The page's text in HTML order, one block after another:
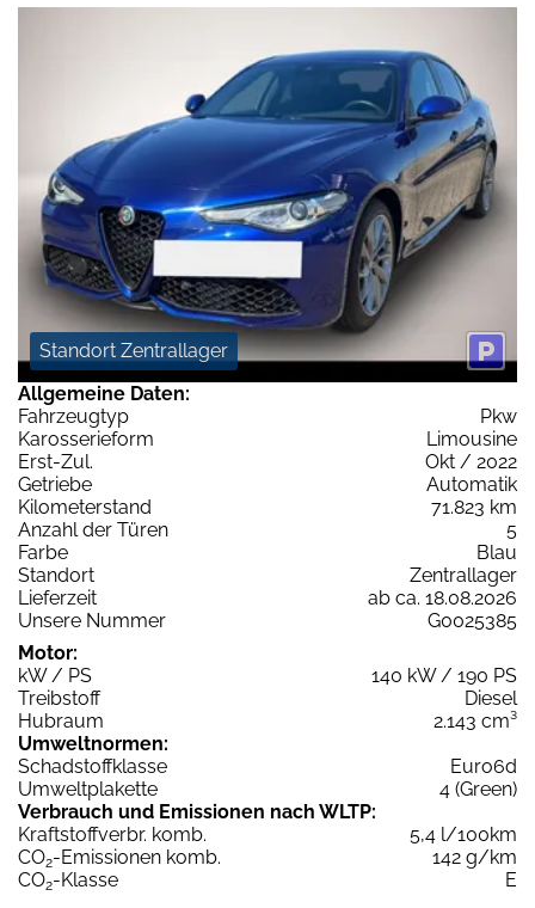
Standort Zentrallager
Allgemeine Daten:
Fahrzeugtyp
Pkw
Karosserieform
Limousine
Erst-Zul.
Okt / 2022
Getriebe
Automatik
Kilometerstand
71.823 km
Anzahl der Türen
5
Farbe
Blau
Standort
Zentrallager
Lieferzeit
ab ca. 18.08.2026
Unsere Nummer
G0025385
Motor:
kW / PS
140 kW / 190 PS
Treibstoff
Diesel
Hubraum
2.143 cm³
Umweltnormen:
Schadstoffklasse
Euro6d
Umweltplakette
4 (Green)
Verbrauch und Emissionen nach WLTP:
Kraftstoffverbr. komb.
5,4 l/100km
CO2-Emissionen komb.
142 g/km
CO2-Klasse
E